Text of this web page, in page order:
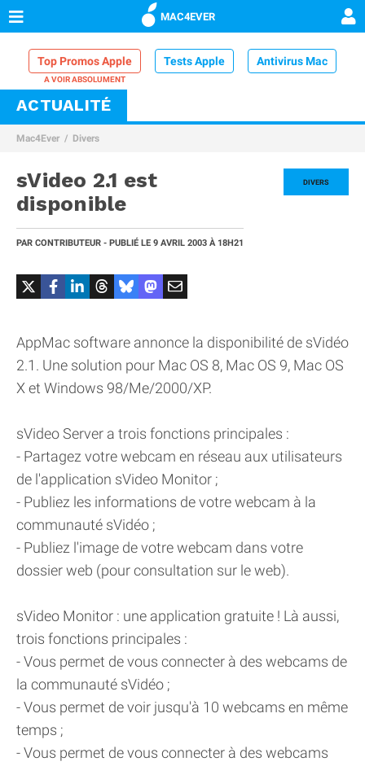
MAC4EVER
Top Promos Apple Tests Apple Antivirus Mac
VPN Mac
Comparatif iPhone
ACTUALITÉ
Mac4Ever Divers
DIVERS
sVideo 2.1 est
disponible
PAR CONTRIBUTEUR - PUBLIÉ LE 9 AVRIL 2003 À 18H21
AppMac software annonce la disponibilité de sVidéo
2.1. Une solution pour Mac OS 8, Mac OS 9, Mac OS
X et Windows 98/Me/2000/XP.
sVideo Server a trois fonctions principales :
- Partagez votre webcam en réseau aux utilisateurs
de l'application sVideo Monitor ;
- Publiez les informations de votre webcam à la
communauté sVidéo ;
- Publiez l'image de votre webcam dans votre
dossier web (pour consultation sur le web).
sVideo Monitor : une application gratuite ! Là aussi,
trois fonctions principales :
- Vous permet de vous connecter à des webcams de
la communauté sVidéo ;
- Vous permet de voir jusqu'à 10 webcams en même
temps ;
- Vous permet de vous connecter à des webcams